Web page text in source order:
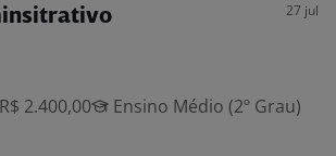
27 jul
2.400,00
Ensino Médio (2º Grau)